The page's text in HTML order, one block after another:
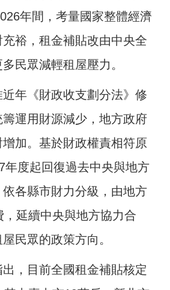
年間，考量國家整體經濟
裕，租金補貼改由中央全
民眾減輕租屋壓力。
年《財政收支劃分法》修
運用財源減少，地方政府
加。基於財政權責相符原
年度起回復過去中央與地方
各縣市財力分級，由地方
延續中央與地方協力合
民眾的政策方向。
，目前全國租金補貼核定